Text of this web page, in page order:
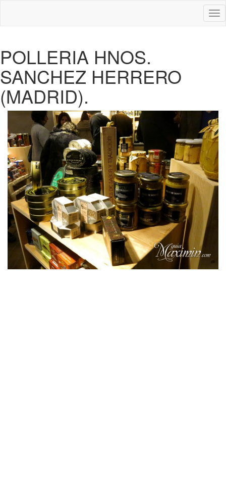
POLLERIA HNOS.
SANCHEZ HERRERO
(MADRID).